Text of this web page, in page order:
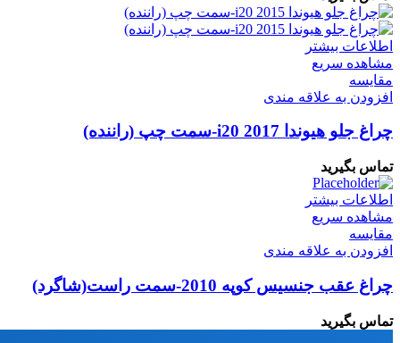
اطلاعات بیشتر
مشاهده سریع
مقایسه
افزودن به علاقه مندی
چراغ جلو هیوندا i20 2017-سمت چپ (‌راننده)
تماس بگیرید
اطلاعات بیشتر
مشاهده سریع
مقایسه
افزودن به علاقه مندی
چراغ عقب جنسیس کوپه 2010-سمت راست(شاگرد)
تماس بگیرید